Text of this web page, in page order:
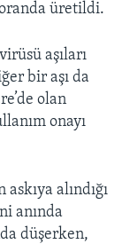
oranda üretildi.
aşıları
bir aşı da
olan
onayı
alındığı
anında
düşerken,